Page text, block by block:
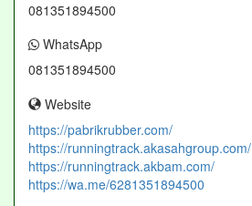
081351894500
WhatsApp
081351894500
Website
https://pabrikrubber.com/
https://runningtrack.akasahgroup.com/
https://runningtrack.akbam.com/
https://wa.me/6281351894500